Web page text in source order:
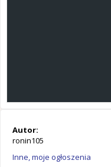
Autor:
ronin105
Inne, moje ogłoszenia